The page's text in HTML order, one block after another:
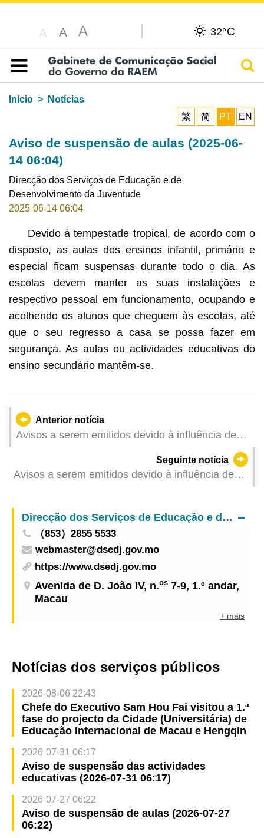
A A A 32°C
Índice
Início
Notícias
繁
简 PT EN
Aviso de suspensão de aulas (2025-06-
14 06:04)
Direcção dos Serviços de Educação e de
Desenvolvimento da Juventude
2025-06-14 06:04
Devido à tempestade tropical, de acordo com o
disposto, as aulas dos ensinos infantil, primário e
especial ficam suspensas durante todo o dia. As
escolas devem manter as suas instalações e
respectivo pessoal em funcionamento, ocupando e
acolhendo os alunos que cheguem às escolas, até
que o seu regresso a casa se possa fazer em
segurança. As aulas ou actividades educativas do
ensino secundário mantêm-se.
Anterior notícia
Avisos a serem emitidos devido à influência de
Seguinte notícia
Avisos a serem emitidos devido à influência de
Direcção dos Serviços de Educação e de Desenvolvimento da Juventude
（853）2855 5533
webmaster@dsedj.gov.mo
https://www.dsedj.gov.mo
Avenida de D. João IV, n.os 7-9, 1.º andar,
Macau
+ mais
Notícias dos serviços públicos
2026-08-06 22:43
Chefe do Executivo Sam Hou Fai visitou a 1.ª
fase do projecto da Cidade (Universitária) de
Educação Internacional de Macau e Hengqin
2026-07-31 06:17
Aviso de suspensão das actividades
educativas (2026-07-31 06:17)
2026-07-27 06:22
Aviso de suspensão de aulas (2026-07-27
06:22)